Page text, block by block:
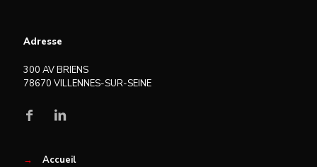
Adresse
300 AV BRIENS
78670 VILLENNES-SUR-SEINE
→
Accueil